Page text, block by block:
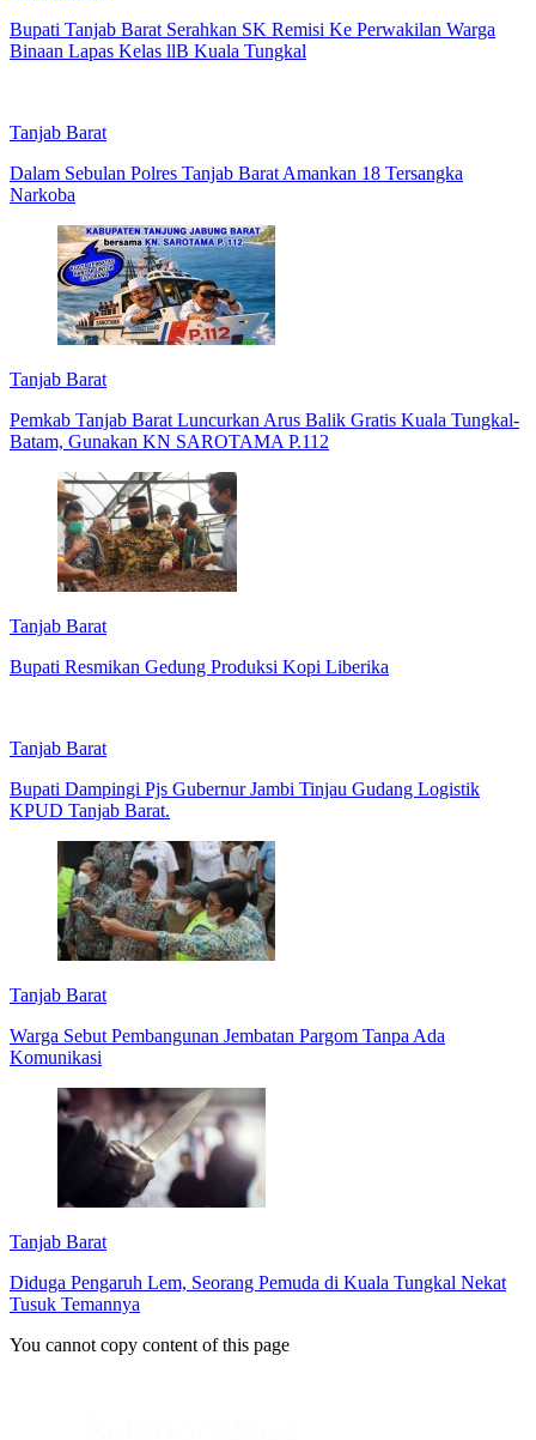
Bupati Tanjab Barat Serahkan SK Remisi Ke Perwakilan Warga
Binaan Lapas Kelas llB Kuala Tungkal
Tanjab Barat
Dalam Sebulan Polres Tanjab Barat Amankan 18 Tersangka
Narkoba
Tanjab Barat
Pemkab Tanjab Barat Luncurkan Arus Balik Gratis Kuala Tungkal-
Batam, Gunakan KN SAROTAMA P.112
Tanjab Barat
Bupati Resmikan Gedung Produksi Kopi Liberika
Tanjab Barat
Bupati Dampingi Pjs Gubernur Jambi Tinjau Gudang Logistik
KPUD Tanjab Barat.
Tanjab Barat
Warga Sebut Pembangunan Jembatan Pargom Tanpa Ada
Komunikasi
Tanjab Barat
Diduga Pengaruh Lem, Seorang Pemuda di Kuala Tungkal Nekat
Tusuk Temannya
You cannot copy content of this page